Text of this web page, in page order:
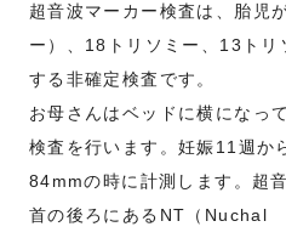
超音波マーカー検査は、胎児
ー）、18トリソミー、13トリ
する非確定検査です。
お母さんはベッドに横になっ
検査を行います。妊娠11週か
84mmの時に計測します。超
首の後ろにあるNT（Nuchal